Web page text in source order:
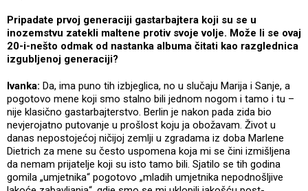
Pripadate prvoj generaciji gastarbajtera koji su se u
inozemstvu zatekli maltene protiv svoje volje. Može li se ovaj
20-i-nešto odmak od nastanka albuma čitati kao razglednica
izgubljenoj generaciji?
Ivanka: Da, ima puno tih izbjeglica, no u slučaju Marija i Sanje, a
pogotovo mene koji smo stalno bili jednom nogom i tamo i tu –
nije klasično gastarbajterstvo. Berlin je nakon pada zida bio
nevjerojatno putovanje u prošlost koju ja obožavam. Život u
danas nepostojećoj ničijoj zemlji u zgradama iz doba Marlene
Dietrich za mene su često uspomena koja mi se čini izmišljena
da nemam prijatelje koji su isto tamo bili. Sjatilo se tih godina
gomila „umjetnika“ pogotovo „mladih umjetnika nepodnošljive